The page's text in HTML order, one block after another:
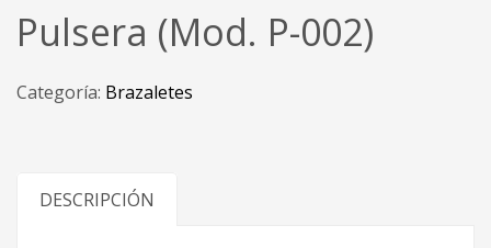
Pulsera (Mod. P-002)
Categoría: Brazaletes
DESCRIPCIÓN